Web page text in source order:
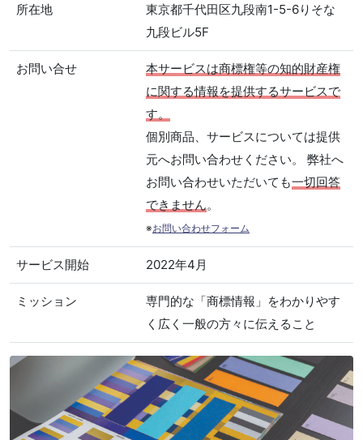
所在地
東京都千代田区九段南1-5-6りそな
九段ビル5F
お問い合せ
本サービスは商標権等の知的財産権
に関する情報を提供するサービスで
す。
個別商品、サービスについては提供
元へお問い合わせください。 弊社へ
お問い合わせいただいても一切回答
できません。
※お問い合わせフォーム
サービス開始 2022年4月
ミッション
専門的な「商標情報」をわかりやす
く広く一般の方々に伝えること